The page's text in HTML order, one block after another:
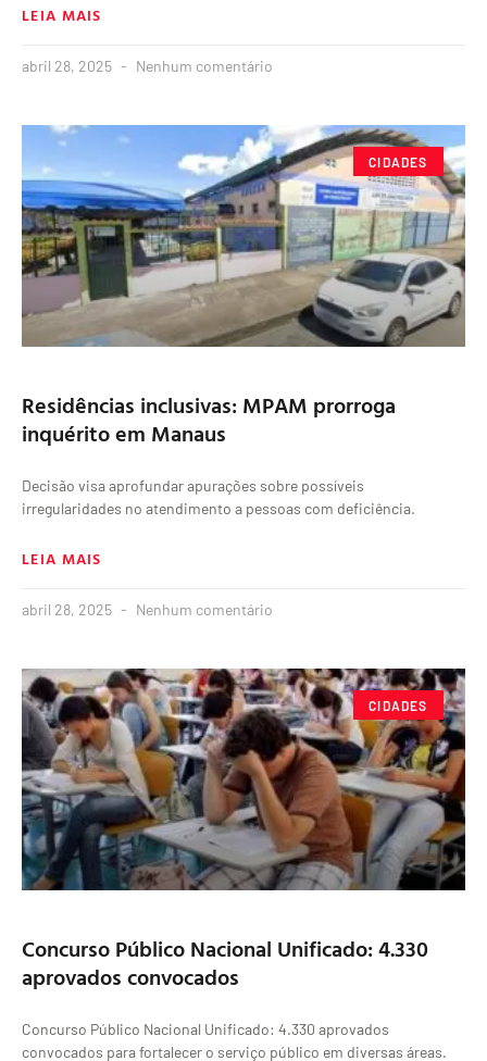
LEIA MAIS
abril 28, 2025 Nenhum comentário
CIDADES
Residências inclusivas: MPAM prorroga
inquérito em Manaus
Decisão visa aprofundar apurações sobre possíveis
irregularidades no atendimento a pessoas com deficiência.
LEIA MAIS
abril 28, 2025 Nenhum comentário
CIDADES
Concurso Público Nacional Unificado: 4.330
aprovados convocados
Concurso Público Nacional Unificado: 4.330 aprovados
convocados para fortalecer o serviço público em diversas áreas.